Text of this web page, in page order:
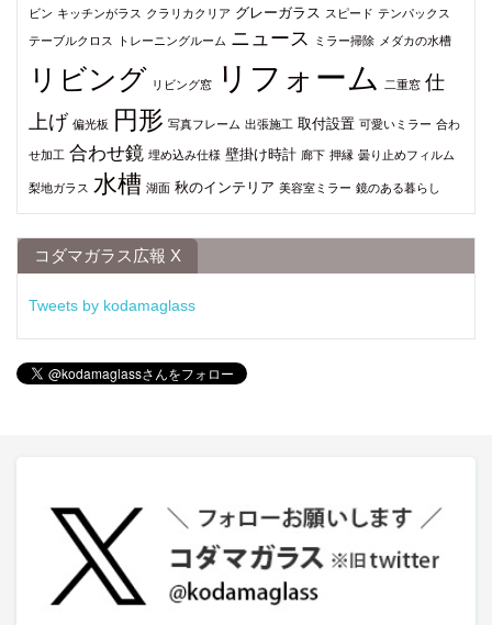
ビン キッチンがラス クラリカクリア グレーガラス スピード テンパックス
テーブルクロス トレーニングルーム ニュース ミラー掃除 メダカの水槽
リビング リビング窓 リフォーム 二重窓 仕
上げ 偏光板 円形 写真フレーム 出張施工 取付設置 可愛いミラー 合わ
せ加工 合わせ鏡 埋め込み仕様 壁掛け時計 廊下 押縁 曇り止めフィルム
梨地ガラス 水槽 湖面 秋のインテリア 美容室ミラー 鏡のある暮らし
コダマガラス広報 X
Tweets by kodamaglass